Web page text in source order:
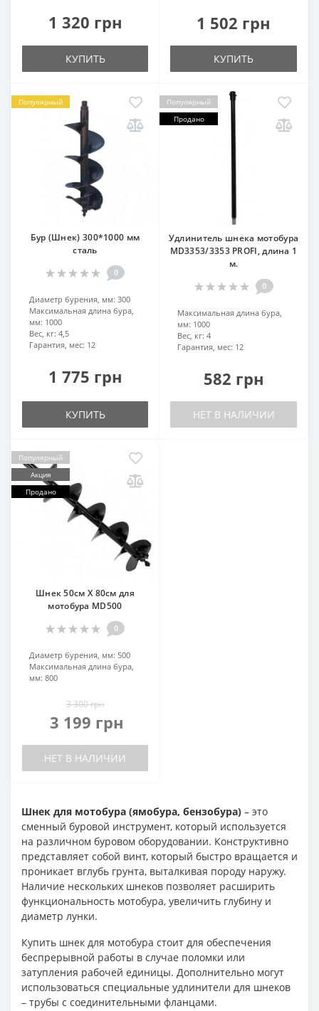
1 320 грн
КУПИТЬ
1 502 грн
КУПИТЬ
Популярный
Бур (Шнек) 300*1000 мм
сталь
0
Диаметр бурения, мм: 300
Максимальная длина бура,
мм: 1000
Вес, кг: 4,5
Гарантия, мес: 12
1 775 грн
КУПИТЬ
Популярный
Продано
Удлинитель шнека мотобура
MD3353/3353 PROFI, длина 1
м.
0
Максимальная длина бура,
мм: 1000
Вес, кг: 4
Гарантия, мес: 12
582 грн
НЕТ В НАЛИЧИИ
Популярный
Акция
Продано
Шнек 50см Х 80см для
мотобура MD500
0
Диаметр бурения, мм: 500
Максимальная длина бура,
мм: 800
3 300 грн
3 199 грн
НЕТ В НАЛИЧИИ
Шнек для мотобура (ямобура, бензобура) – это
сменный буровой инструмент, который используется
на различном буровом оборудовании. Конструктивно
представляет собой винт, который быстро вращается и
проникает вглубь грунта, выталкивая породу наружу.
Наличие нескольких шнеков позволяет расширить
функциональность мотобура, увеличить глубину и
диаметр лунки.
Купить шнек для мотобура стоит для обеспечения
беспрерывной работы в случае поломки или
затупления рабочей единицы. Дополнительно могут
использоваться специальные удлинители для шнеков
– трубы с соединительными фланцами.